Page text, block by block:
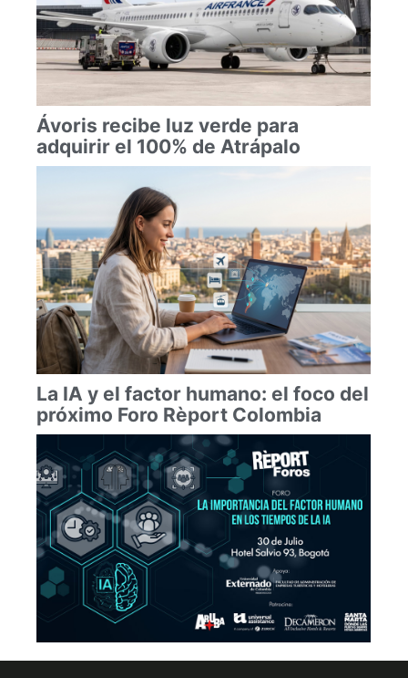
Ávoris recibe luz verde para
adquirir el 100% de Atrápalo
La IA y el factor humano: el foco del
próximo Foro Rèport Colombia